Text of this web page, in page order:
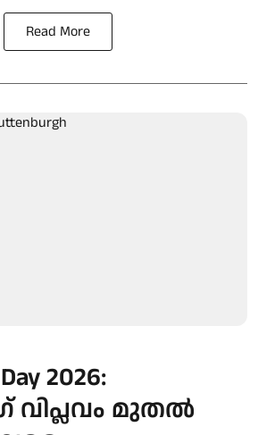
Read More
2026:
വിപ്ലവം മുതൽ